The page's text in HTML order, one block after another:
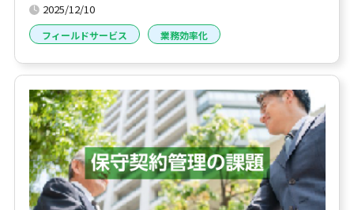
2025/12/10
フィールドサービス 業務効率化